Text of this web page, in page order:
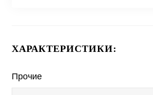
ХАРАКТЕРИСТИКИ:
Прочие